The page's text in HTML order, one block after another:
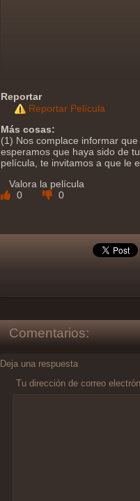
Reportar
Reportar Película
Más cosas:
(1) Nos complace informar
esperamos que haya sido de
película, te invitamos a que le
Valora la película
0
0
Comentarios:
Deja una respuesta
Tu dirección de correo